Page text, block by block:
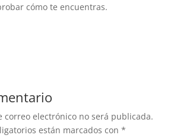
cómo te encuentras.
correo electrónico no será publicada.
están marcados con *